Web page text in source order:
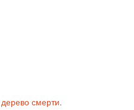
дерево смерти.